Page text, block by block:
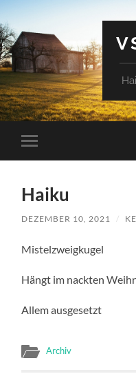
Mobile-
Menü
Haiku
DEZEMBER 10, 2021 /
Mistelzweigkugel
Hängt im nackten
Allem ausgesetzt
Archiv